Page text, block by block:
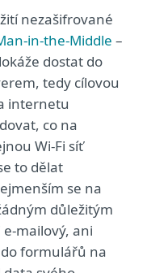
nezašifrované
in-the-Middle –
dostat do
tedy cílovou
internetu
co na
Wi-Fi síť
to dělat
se na
důležitým
mailový, ani
formulářů na